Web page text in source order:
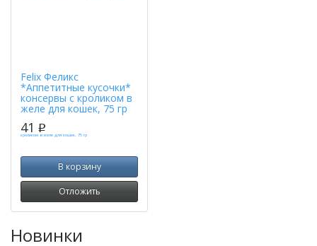
Felix Феликс
*Аппетитные кусочки*
консервы с кроликом в
желе для кошек, 75 гр
41 p
В корзину
Отложить
Новинки